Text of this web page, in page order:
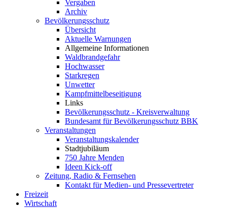
Vergaben
Archiv
Bevölkerungsschutz
Übersicht
Aktuelle Warnungen
Allgemeine Informationen
Waldbrandgefahr
Hochwasser
Starkregen
Unwetter
Kampfmittelbeseitigung
Links
Bevölkerungsschutz - Kreisverwaltung
Bundesamt für Bevölkerungsschutz BBK
Veranstaltungen
Veranstaltungskalender
Stadtjubiläum
750 Jahre Menden
Ideen Kick-off
Zeitung, Radio & Fernsehen
Kontakt für Medien- und Pressevertreter
Freizeit
Wirtschaft